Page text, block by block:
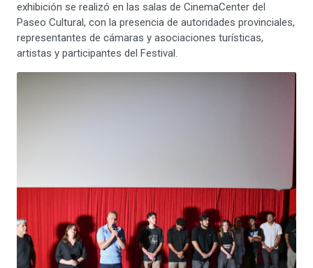
exhibición se realizó en las salas de CinemaCenter del
Paseo Cultural, con la presencia de autoridades provinciales,
representantes de cámaras y asociaciones turísticas,
artistas y participantes del Festival.